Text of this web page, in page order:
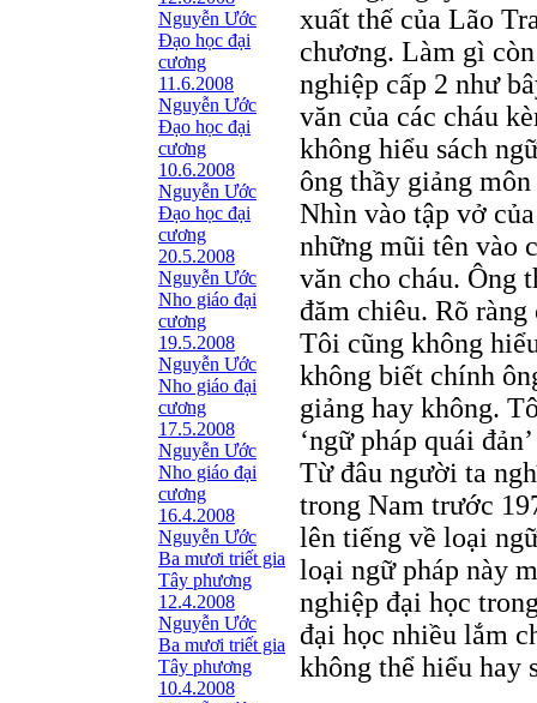
Nguyễn Ước
Ðạo học đại
cương
11.6.2008
Nguyễn Ước
Ðạo học đại
cương
10.6.2008
Nguyễn Ước
Ðạo học đại
cương
20.5.2008
Nguyễn Ước
Nho giáo đại
cương
19.5.2008
Nguyễn Ước
Nho giáo đại
cương
17.5.2008
Nguyễn Ước
Nho giáo đại
cương
16.4.2008
Nguyễn Ước
Ba mươi triết gia
Tây phương
12.4.2008
Nguyễn Ước
Ba mươi triết gia
Tây phương
10.4.2008
xuất thế của Lão
chương. Làm gì
nghiệp cấp 2 như
văn của các cháu
không hiểu sách
ông thầy giảng
Nhìn vào tập vở
những mũi tên vào
văn cho cháu. Ông
đăm chiêu. Rõ ràng
Tôi cũng không
không biết chính
giảng hay không.
‘ngữ pháp quái
Từ đâu người ta
trong Nam trước
lên tiếng về loại
loại ngữ pháp này
nghiệp đại học
đại học nhiều lắm
không thể hiểu hay